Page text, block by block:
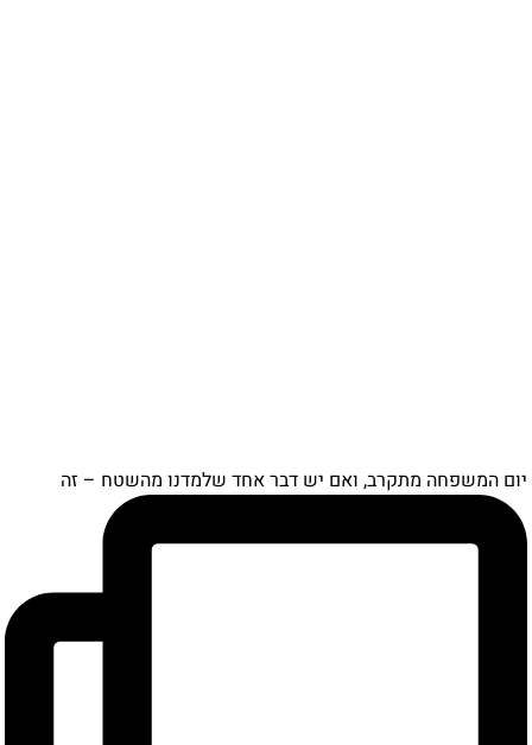
יום המשפחה מתקרב, ואם יש דבר אחד שלמדנו מהשטח – זה